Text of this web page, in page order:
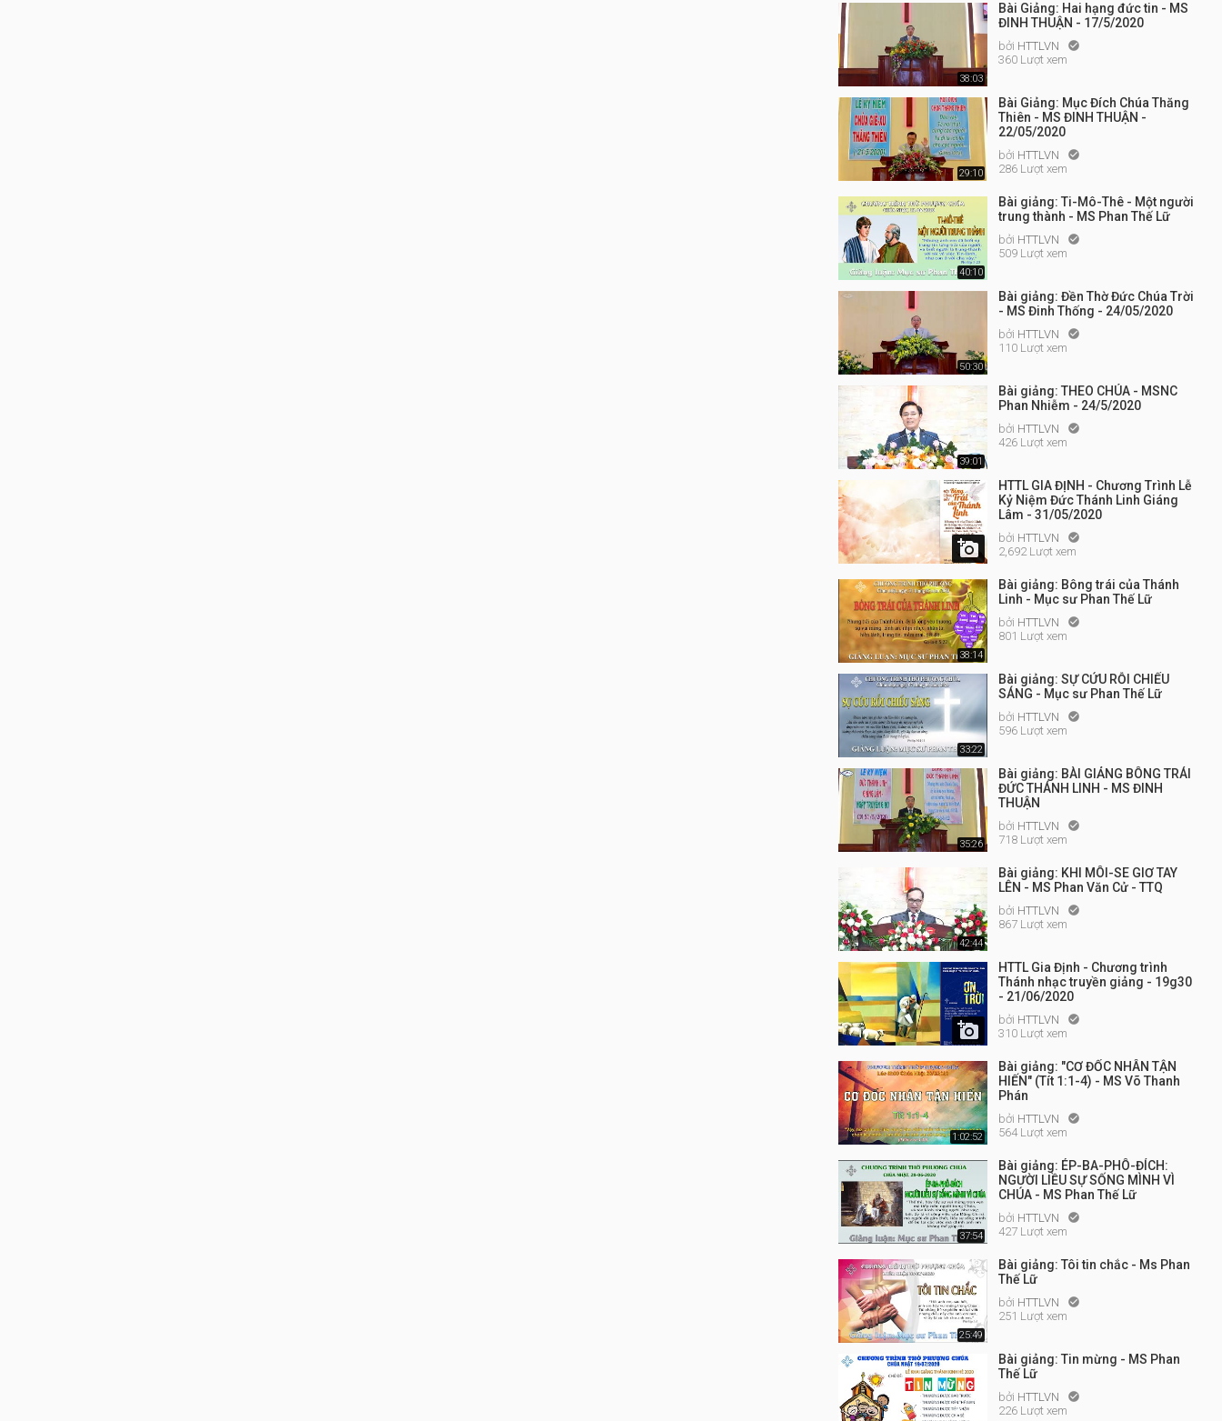
38:03
Bài Giảng: Hai hạng đức tin - MS
ĐINH THUẬN - 17/5/2020
bởi HTTLVN 
360 Lượt xem
29:10
Bài Giảng: Mục Đích Chúa Thăng
Thiên - MS ĐINH THUẬN -
22/05/2020
bởi HTTLVN 
286 Lượt xem
40:10
Bài giảng: Ti-Mô-Thê - Một người
trung thành - MS Phan Thế Lữ
bởi HTTLVN 
509 Lượt xem
50:30
Bài giảng: Đền Thờ Đức Chúa Trời
- MS Đinh Thống - 24/05/2020
bởi HTTLVN 
110 Lượt xem
39:01
Bài giảng: THEO CHÚA - MSNC
Phan Nhiễm - 24/5/2020
bởi HTTLVN 
426 Lượt xem

HTTL GIA ĐỊNH - Chương Trình Lễ
Kỷ Niệm Đức Thánh Linh Giáng
Lâm - 31/05/2020
bởi HTTLVN 
2,692 Lượt xem
38:14
Bài giảng: Bông trái của Thánh
Linh - Mục sư Phan Thế Lữ
bởi HTTLVN 
801 Lượt xem
33:22
Bài giảng: SỰ CỨU RỖI CHIẾU
SÁNG - Mục sư Phan Thế Lữ
bởi HTTLVN 
596 Lượt xem
35:26
Bài giảng: BÀI GIẢNG BÔNG TRÁI
ĐỨC THÁNH LINH - MS ĐINH
THUẬN
bởi HTTLVN 
718 Lượt xem
42:44
Bài giảng: KHI MÔI-SE GIƠ TAY
LÊN - MS Phan Văn Cử - TTQ
bởi HTTLVN 
867 Lượt xem

HTTL Gia Định - Chương trình
Thánh nhạc truyền giảng - 19g30
- 21/06/2020
bởi HTTLVN 
310 Lượt xem
1:02:52
Bài giảng: "CƠ ĐỐC NHÂN TẬN
HIẾN" (Tít 1:1-4) - MS Võ Thanh
Phán
bởi HTTLVN 
564 Lượt xem
37:54
Bài giảng: ÉP-BA-PHÔ-ĐÍCH:
NGƯỜI LIỀU SỰ SỐNG MÌNH VÌ
CHÚA - MS Phan Thế Lữ
bởi HTTLVN 
427 Lượt xem
25:49
Bài giảng: Tôi tin chắc - Ms Phan
Thế Lữ
bởi HTTLVN 
251 Lượt xem
Bài giảng: Tin mừng - MS Phan
Thế Lữ
bởi HTTLVN 
226 Lượt xem